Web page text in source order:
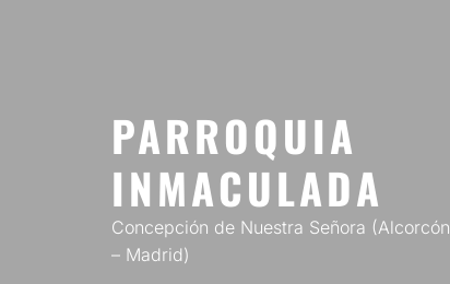
PARROQUIA
INMACULADA
Concepción de Nuestra Señora (Alcorcón
– Madrid)